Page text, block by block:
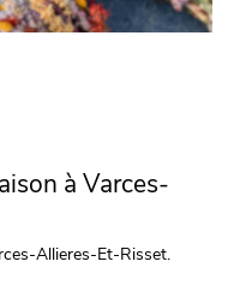
à Varces-
Allieres-Et-Risset.